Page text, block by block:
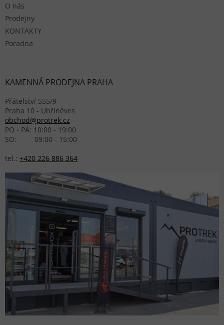
O nás
Prodejny
KONTAKTY
Poradna
KAMENNÁ PRODEJNA PRAHA
Přátelství 555/9
Praha 10 - Uhříněves
obchod@protrek.cz
PO - PÁ: 10:00 - 19:00
SO: 09:00 - 15:00
tel.: +420 226 886 364